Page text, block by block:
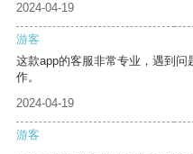
2024-04-19
游客
这款app的客服非常专业，遇到
作。
2024-04-19
游客